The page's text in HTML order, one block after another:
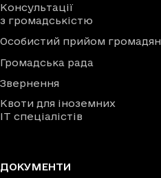
Консультації
з громадськістю
Особистий прийом громадян
Громадська рада
Звернення
Квоти для іноземних
IT спеціалістів
ДОКУМЕНТИ